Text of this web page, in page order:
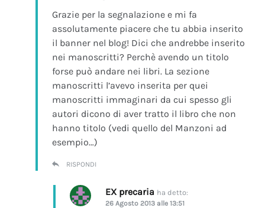
Grazie per la segnalazione e mi fa
assolutamente piacere che tu abbia inserito
il banner nel blog! Dici che andrebbe inserito
nei manoscritti? Perchè avendo un titolo
forse può andare nei libri. La sezione
manoscritti l’avevo inserita per quei
manoscritti immaginari da cui spesso gli
autori dicono di aver tratto il libro che non
hanno titolo (vedi quello del Manzoni ad
esempio…)
RISPONDI
EX precaria ha detto:
26 Agosto 2013 alle 13:51